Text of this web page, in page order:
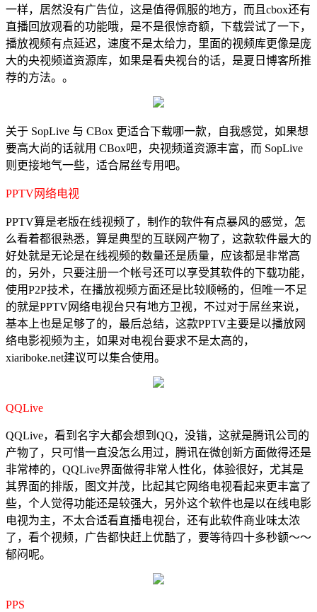
一样，居然没有广告位，这是值得佩服的地方，而且cbox还有
直播回放观看的功能哦，是不是很惊奇额，下载尝试了一下，
播放视频有点延迟，速度不是太给力，里面的视频库更像是庞
大的央视频道资源库，如果是看央视台的话，是夏日博客所推
荐的方法。。
关于 SopLive 与 CBox 更适合下载哪一款，自我感觉，如果想
要高大尚的话就用 CBox吧，央视频道资源丰富，而 SopLive
则更接地气一些，适合屌丝专用吧。
PPTV网络电视
PPTV算是老版在线视频了，制作的软件有点暴风的感觉，怎
么看着都很熟悉，算是典型的互联网产物了，这款软件最大的
好处就是无论是在线视频的数量还是质量，应该都是非常高
的，另外，只要注册一个帐号还可以享受其软件的下载功能，
使用P2P技术，在播放视频方面还是比较顺畅的，但唯一不足
的就是PPTV网络电视台只有地方卫视，不过对于屌丝来说，
基本上也是足够了的，最后总结，这款PPTV主要是以播放网
络电影视频为主，如果对电视台要求不是太高的，
xiariboke.net建议可以集合使用。
QQLive
QQLive，看到名字大都会想到QQ，没错，这就是腾讯公司的
产物了，只可惜一直没怎么用过，腾讯在微创新方面做得还是
非常棒的，QQLive界面做得非常人性化，体验很好，尤其是
其界面的排版，图文并茂，比起其它网络电视看起来更丰富了
些，个人觉得功能还是较强大，另外这个软件也是以在线电影
电视为主，不太合适看直播电视台，还有此软件商业味太浓
了，看个视频，广告都快赶上优酷了，要等待四十多秒额～～
郁闷呢。
PPS